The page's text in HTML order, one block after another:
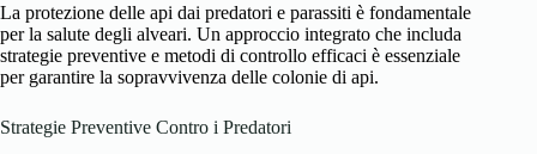
La protezione delle api dai predatori e parassiti è fondamentale
per la salute degli alveari. Un approccio integrato che includa
strategie preventive e metodi di controllo efficaci è essenziale
per garantire la sopravvivenza delle colonie di api.
Strategie Preventive Contro i Predatori